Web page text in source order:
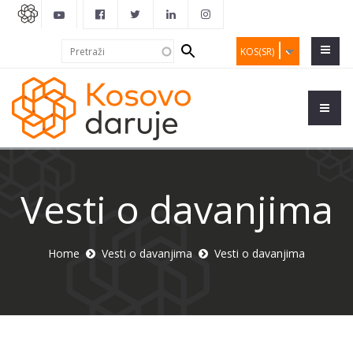
KOS(SR)
Search
form
Vesti o davanjima
Home Vesti o davanjima Vesti o davanjima